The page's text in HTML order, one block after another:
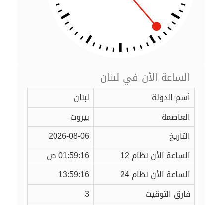
الساعة الأن في لبنان
أسم الدولة
لبنان
العاصمة
بيروت
التاريخ
2026-08-06
الساعة الأن نظام 12
01:59:16 ص
الساعة الأن نظام 24
13:59:16
فارق التوقيت
3